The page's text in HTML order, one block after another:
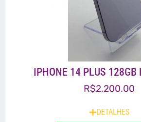
IPHONE 14 PLUS 128GB
R$2,200.00
DETALHES